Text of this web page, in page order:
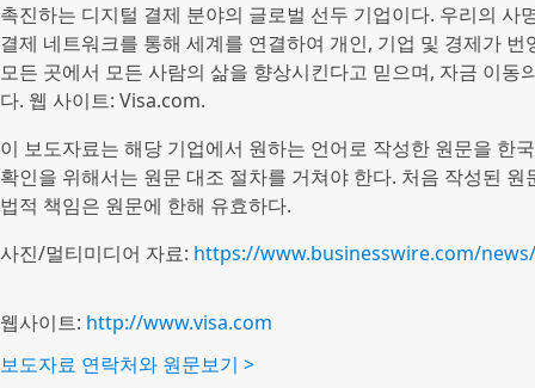
촉진하는 디지털 결제 분야의 글로벌 선두 기업이다. 우리의
결제 네트워크를 통해 세계를 연결하여 개인, 기업 및 경제가
모든 곳에서 모든 사람의 삶을 향상시킨다고 믿으며, 자금 이
다. 웹 사이트: Visa.com.
이 보도자료는 해당 기업에서 원하는 언어로 작성한 원문을 한
확인을 위해서는 원문 대조 절차를 거쳐야 한다. 처음 작성된
법적 책임은 원문에 한해 유효하다.
사진/멀티미디어 자료: https://www.businesswire.com/
웹사이트: http://www.visa.com
보도자료 연락처와 원문보기 >